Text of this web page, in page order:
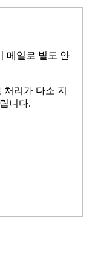
메일로 별도 안
리가 다소 지
니다.